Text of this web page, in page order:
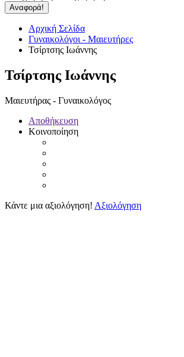
Αναφορά!
Αρχική Σελίδα
Γυναικολόγοι - Μαιευτήρες
Τσίρτσης Ιωάννης
Τσίρτσης Ιωάννης
Μαιευτήρας - Γυναικολόγος
Αποθήκευση
Κοινοποίηση
Κάντε μια αξιολόγηση! Αξιολόγηση